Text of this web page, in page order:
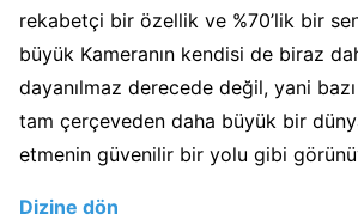
rekabetçi bir özellik ve %70’lik bir
büyük Kameranın kendisi de biraz
dayanılmaz derecede değil, yani
tam çerçeveden daha büyük bir
etmenin güvenilir bir yolu gibi
Dizine dön